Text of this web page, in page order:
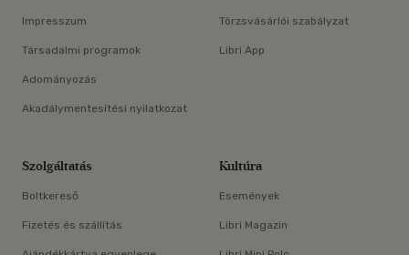
Impresszum
Társadalmi programok
Adományozás
Akadálymentesítési nyilatkozat
Törzsvásárlói szabályzat
Libri App
Szolgáltatás
Boltkereső
Fizetés és szállítás
Kultúra
Események
Libri Magazin